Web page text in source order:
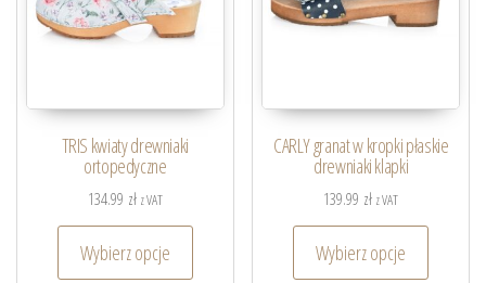
TRIS kwiaty drewniaki
ortopedyczne
134.99 zł z VAT
Wybierz opcje
CARLY granat w kropki płaskie
drewniaki klapki
139.99 zł z VAT
Wybierz opcje